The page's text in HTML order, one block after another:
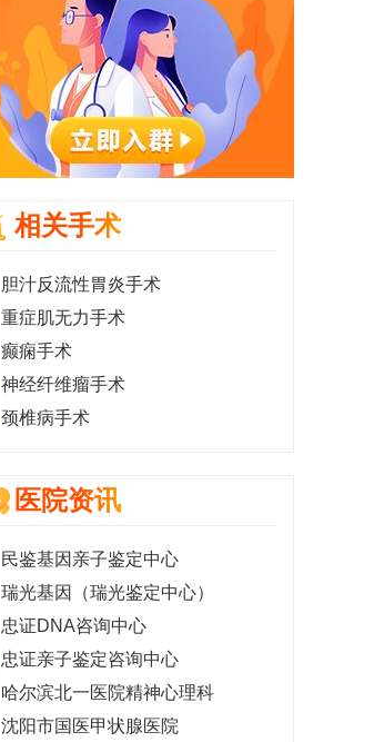
相关手术
胆汁反流性胃炎手术
重症肌无力手术
癫痫手术
神经纤维瘤手术
颈椎病手术
医院资讯
民鉴基因亲子鉴定中心
瑞光基因（瑞光鉴定中心）
忠证DNA咨询中心
忠证亲子鉴定咨询中心
哈尔滨北一医院精神心理科
沈阳市国医甲状腺医院